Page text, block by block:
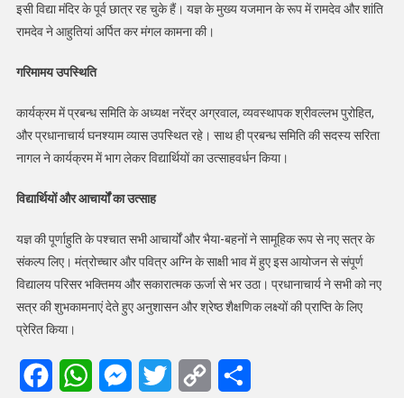
इसी विद्या मंदिर के पूर्व छात्र रह चुके हैं। यज्ञ के मुख्य यजमान के रूप में रामदेव और शांति
रामदेव ने आहुतियां अर्पित कर मंगल कामना की।
गरिमामय उपस्थिति
कार्यक्रम में प्रबन्ध समिति के अध्यक्ष नरेंद्र अग्रवाल, व्यवस्थापक श्रीवल्लभ पुरोहित,
और प्रधानाचार्य घनश्याम व्यास उपस्थित रहे। साथ ही प्रबन्ध समिति की सदस्य सरिता
नागल ने कार्यक्रम में भाग लेकर विद्यार्थियों का उत्साहवर्धन किया।
विद्यार्थियों और आचार्यों का उत्साह
यज्ञ की पूर्णाहुति के पश्चात सभी आचार्यों और भैया-बहनों ने सामूहिक रूप से नए सत्र के
संकल्प लिए। मंत्रोच्चार और पवित्र अग्नि के साक्षी भाव में हुए इस आयोजन से संपूर्ण
विद्यालय परिसर भक्तिमय और सकारात्मक ऊर्जा से भर उठा। प्रधानाचार्य ने सभी को नए
सत्र की शुभकामनाएं देते हुए अनुशासन और श्रेष्ठ शैक्षणिक लक्ष्यों की प्राप्ति के लिए
प्रेरित किया।
FacebookWhatsAppMessenger
Twitter
Copy